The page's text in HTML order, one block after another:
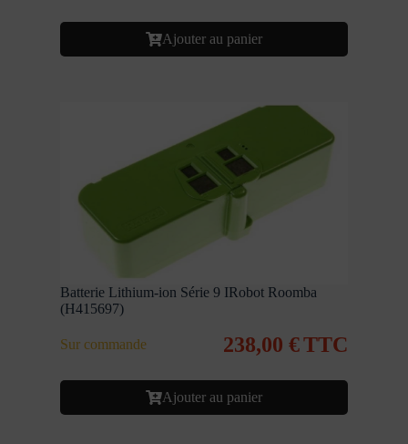
Ajouter au panier
Batterie Lithium-ion Série 9 IRobot Roomba
(H415697)
Sur commande 238,00 €TTC
Ajouter au panier